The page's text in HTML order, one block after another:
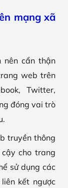
mạng xã
nên cẩn thận
web trên
Twitter,
đóng vai trò
truyền thông
cho trang
sử dụng các
kết ngược